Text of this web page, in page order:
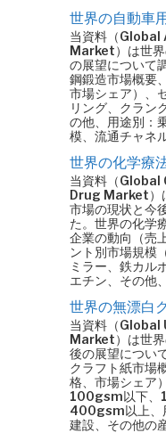
世界の自動車
当資料（
Market）は世界
の展望について
鋼鍛造市場概要
市場シェア）、
リング、クラン
の他、用途別：
模、流通チャネ
世界の化学療
当資料（
Drug Market）
市場の現状と今
た。世界の化学
企業の動向（売
ント別市場規模
ミラー、鉄カル
エチン、その他
世界の無漂白
当資料（
Market）は世界
後の展望につい
クラフト紙市場
格、市場シェア
100gsm以下
400gsm以上、
建設、その他の